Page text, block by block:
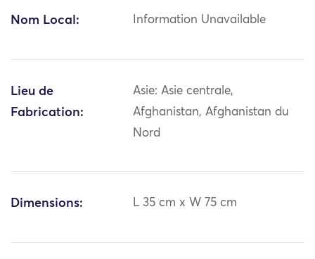
Nom Local: Information Unavailable
Lieu de
Fabrication:
Asie: Asie centrale,
Afghanistan, Afghanistan du
Nord
Dimensions: L 35 cm x W 75 cm